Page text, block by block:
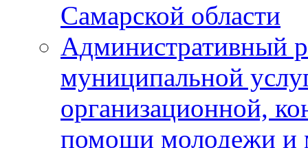
Самарской области
Административный
муниципальной
организационной,
помощи молодежи и